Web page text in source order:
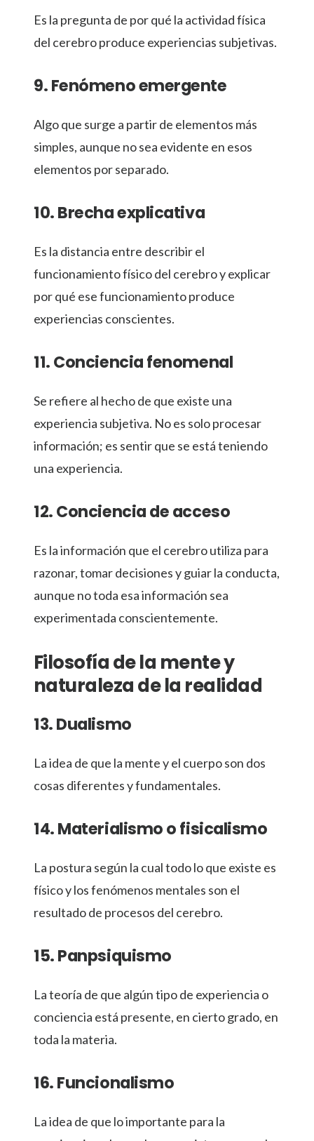
Es la pregunta de por qué la actividad física
del cerebro produce experiencias subjetivas.
9. Fenómeno emergente
Algo que surge a partir de elementos más
simples, aunque no sea evidente en esos
elementos por separado.
10. Brecha explicativa
Es la distancia entre describir el
funcionamiento físico del cerebro y explicar
por qué ese funcionamiento produce
experiencias conscientes.
11. Conciencia fenomenal
Se refiere al hecho de que existe una
experiencia subjetiva. No es solo procesar
información; es sentir que se está teniendo
una experiencia.
12. Conciencia de acceso
Es la información que el cerebro utiliza para
razonar, tomar decisiones y guiar la conducta,
aunque no toda esa información sea
experimentada conscientemente.
Filosofía de la mente y
naturaleza de la realidad
13. Dualismo
La idea de que la mente y el cuerpo son dos
cosas diferentes y fundamentales.
14. Materialismo o fisicalismo
La postura según la cual todo lo que existe es
físico y los fenómenos mentales son el
resultado de procesos del cerebro.
15. Panpsiquismo
La teoría de que algún tipo de experiencia o
conciencia está presente, en cierto grado, en
toda la materia.
16. Funcionalismo
La idea de que lo importante para la